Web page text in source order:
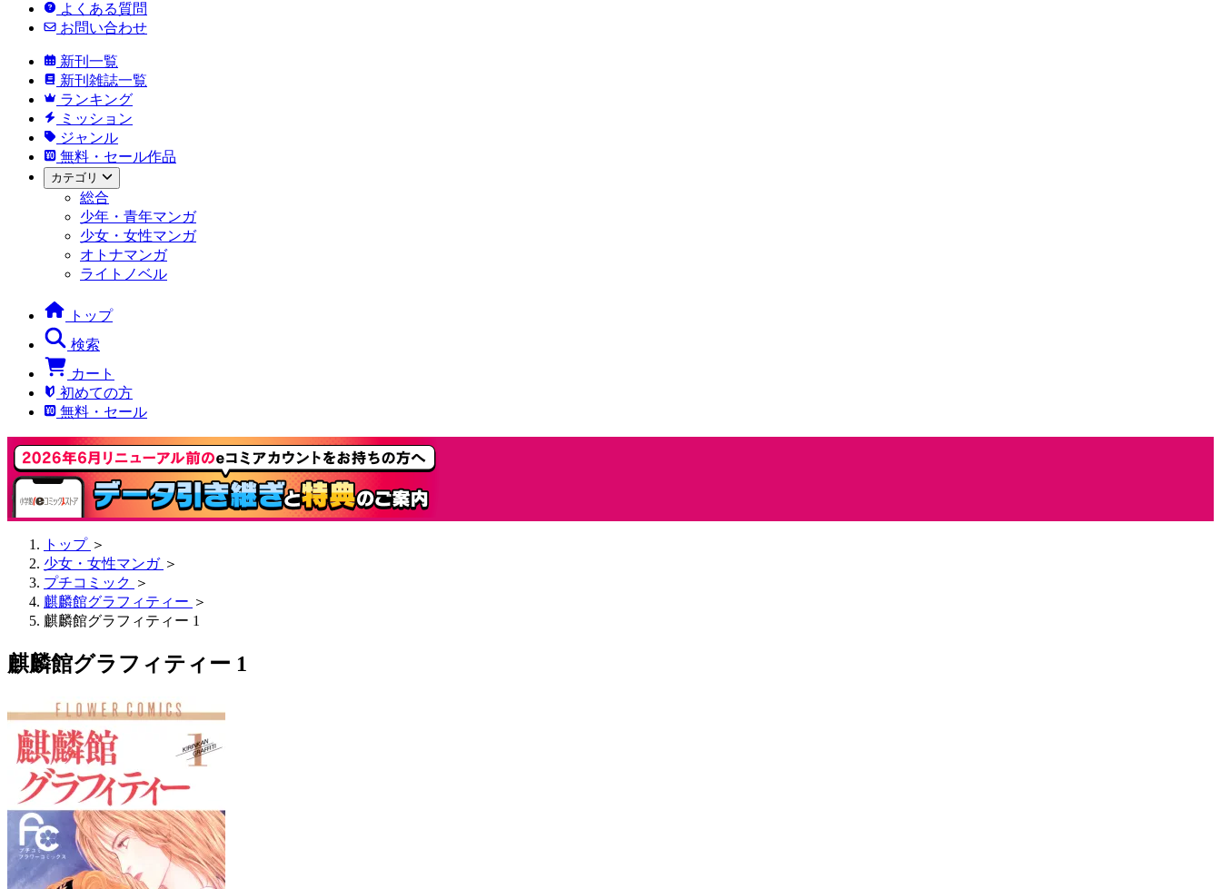
よくある質問
お問い合わせ
新刊一覧
新刊雑誌一覧
ランキング
ミッション
ジャンル
無料・セール作品
カテゴリ
総合
少年・青年マンガ
少女・女性マンガ
オトナマンガ
ライトノベル
トップ
検索
カート
初めての方
無料・セール
トップ ＞
少女・女性マンガ ＞
プチコミック ＞
麒麟館グラフィティー ＞
麒麟館グラフィティー 1
麒麟館グラフィティー 1